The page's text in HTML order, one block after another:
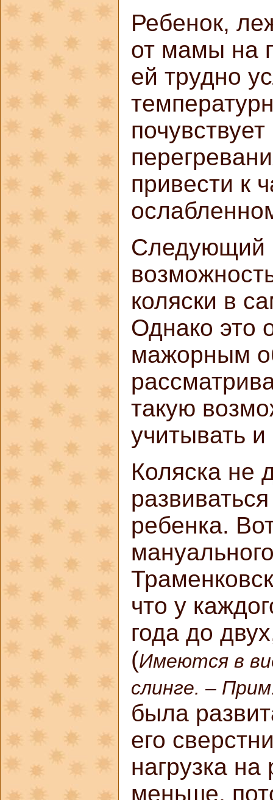
Ребенок,
от мамы на
ей трудно
привести к
Следующий
коляски в
Однако это
мажорным
такую
учитывать
Коляска не
ребенка.
что у
года до
(Имеются в
слинге. –
была
его
нагрузка
меньше,